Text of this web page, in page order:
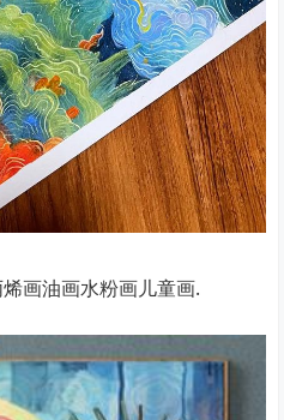
画油画水粉画儿童画.